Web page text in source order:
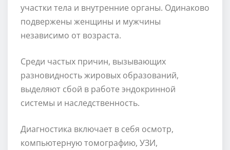
участки тела и внутренние органы. Одинаково
подвержены женщины и мужчины
независимо от возраста.
Среди частых причин, вызывающих
разновидность жировых образований,
выделяют сбой в работе эндокринной
системы и наследственность.
Диагностика включает в себя осмотр,
компьютерную томографию, УЗИ,